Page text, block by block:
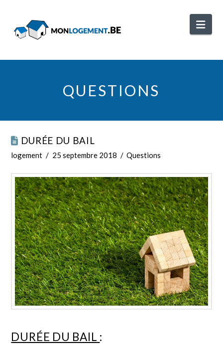
QUESTIONS
DURÉE DU BAIL
logement 25 septembre 2018 Questions
DURÉE DU BAIL :